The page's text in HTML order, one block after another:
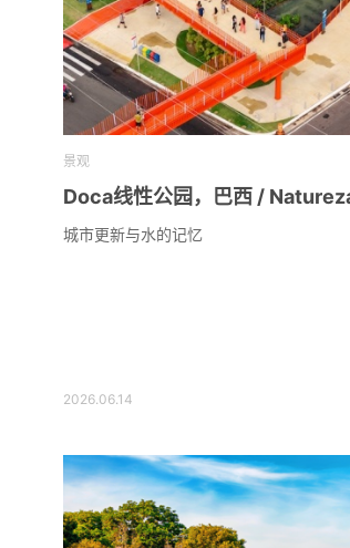
景观
Doca线性公园，巴西 /
城市更新与水的记忆
2026.06.14